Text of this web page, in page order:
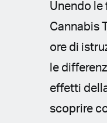
Unendo le
Cannabis
ore di
le
effetti
scoprire